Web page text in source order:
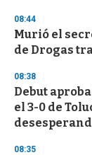
08:44
Murió el
de Drogas
08:38
Debut
el 3-0 de
08:35